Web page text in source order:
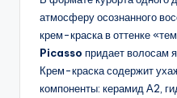
атмосферу осознанного
крем-краска в оттенке
Picasso придает волосам
Крем-краска содержит
компоненты: керамид А2,